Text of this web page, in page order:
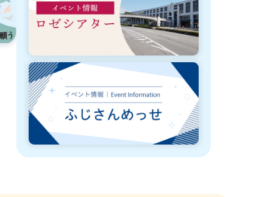
8月3日から3月31日まで開催
富士市庁舎キッチンカー等出店事業
者の募集